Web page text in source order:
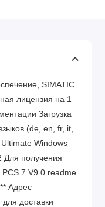
SIMATIC
лицензия на 1
Загрузка
(de, en, fr, it,
Windows
Для получения
7 V9.0 readme
Адрес
доставки